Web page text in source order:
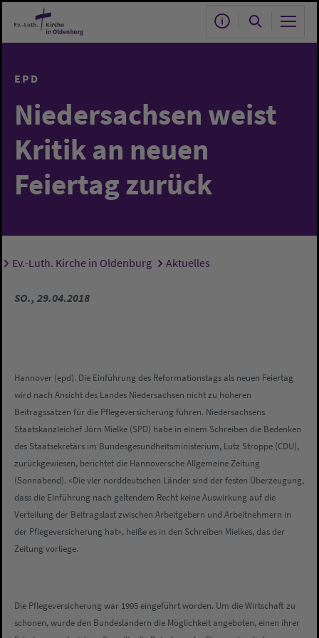
Zum Hauptinhalt springen
EPD
Niedersachsen weist
Kritik an neuen
Feiertag zurück
Sie sind hier:
Ev.-Luth. Kirche in Oldenburg Aktuelles
SO., 29.04.2018
Hannover (epd). Die Einführung des Reformationstags als neuen Feiertag
wird nach Ansicht des Landes Niedersachsen nicht zu höheren
Beitragssätzen für die Pflegeversicherung führen. Niedersachsens
Staatskanzleichef Jörn Mielke (SPD) habe in einem Schreiben die Bedenken
des Staatsekretärs im Bundesgesundheitsministerium, Lutz Stroppe (CDU),
zurückgewiesen, berichtet die Hannoversche Allgemeine Zeitung
(Sonnabend). «Die vier norddeutschen Länder sind der festen Überzeugung,
dass die Einführung nach geltendem Recht keine Auswirkung auf die
Verteilung der Beitragslast zwischen Arbeitgebern und Arbeitnehmern in
der Pflegeversicherung hat», heiße es in den Schreiben Mielkes, das der
Zeitung vorliege.
Die Pflegeversicherung war 1995 eingeführt worden. Um die Wirtschaft zu
schonen, wurde den Bundesländern die Möglichkeit angeboten, einen ihrer